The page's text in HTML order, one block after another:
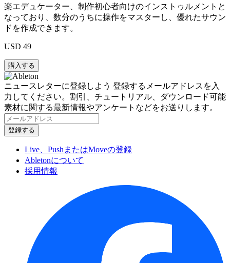
楽エデュケーター、制作初心者向けのインストゥルメントと
なっており、数分のうちに操作をマスターし、優れたサウン
ドを作成できます。
USD 49
ニュースレターに登録しよう 登録するメールアドレスを入
力してください。割引、チュートリアル、ダウンロード可能
素材に関する最新情報やアンケートなどをお送りします。
Live、PushまたはMoveの登録
Abletonについて
採用情報